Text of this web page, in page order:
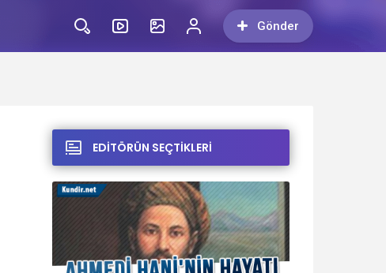
Gönder
EDİTÖRÜN SEÇTİKLERİ